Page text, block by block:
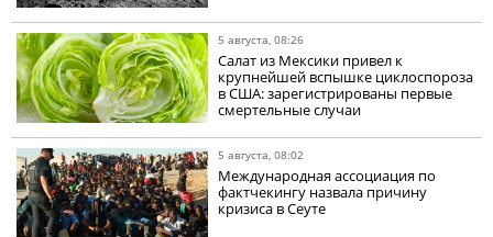
5 августа, 08:26
Салат из Мексики привел к
крупнейшей вспышке циклоспороза
в США: зарегистрированы первые
смертельные случаи
5 августа, 08:02
Международная ассоциация по
фактчекингу назвала причину
кризиса в Сеуте